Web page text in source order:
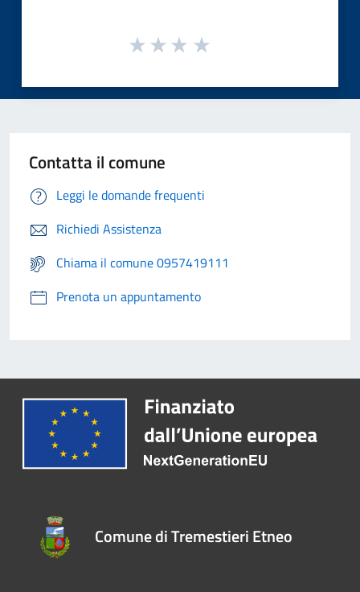
Contatta il comune
Leggi le domande frequenti
Richiedi Assistenza
Chiama il comune 0957419111
Prenota un appuntamento
Comune di Tremestieri Etneo